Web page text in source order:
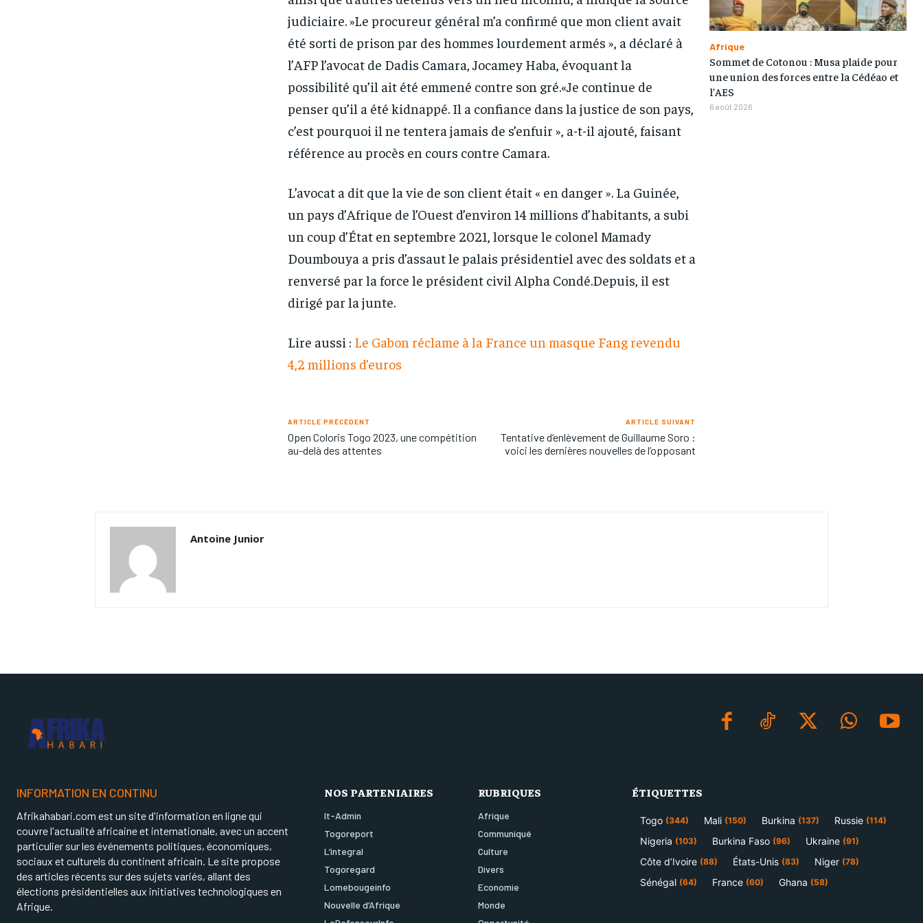
judiciaire. »Le procureur général m’a confirmé que mon client avait
été sorti de prison par des hommes lourdement armés », a déclaré à
l’AFP l’avocat de Dadis Camara, Jocamey Haba, évoquant la
possibilité qu’il ait été emmené contre son gré.«Je continue de
penser qu’il a été kidnappé. Il a confiance dans la justice de son pays,
c’est pourquoi il ne tentera jamais de s’enfuir », a-t-il ajouté, faisant
référence au procès en cours contre Camara.
L’avocat a dit que la vie de son client était « en danger ». La Guinée,
un pays d’Afrique de l’Ouest d’environ 14 millions d’habitants, a subi
un coup d’État en septembre 2021, lorsque le colonel Mamady
Doumbouya a pris d’assaut le palais présidentiel avec des soldats et a
renversé par la force le président civil Alpha Condé.Depuis, il est
dirigé par la junte.
Lire aussi : Le Gabon réclame à la France un masque Fang revendu
4,2 millions d’euros
ARTICLE PRÉCÉDENT
Open Coloris Togo 2023, une compétition
au-delà des attentes
ARTICLE SUIVANT
Tentative d’enlèvement de Guillaume Soro :
voici les dernières nouvelles de l’opposant
Afrique
Sommet de Cotonou : Musa plaide pour
une union des forces entre la Cédéao et
l’AES
6 août 2026
Antoine Junior
INFORMATION EN CONTINU
Afrikahabari.com est un site d'information en ligne qui
couvre l'actualité africaine et internationale, avec un accent
particulier sur les événements politiques, économiques,
sociaux et culturels du continent africain. Le site propose
des articles récents sur des sujets variés, allant des
élections présidentielles aux initiatives technologiques en
Afrique.
NOS PARTENIAIRES
It-Admin
Togoreport
L’integral
Togoregard
Lomebougeinfo
Nouvelle d’Afrique
RUBRIQUES
Afrique
Communiqué
Culture
Divers
Economie
Monde
ÉTIQUETTES
Togo (344) Mali (150) Burkina (137) Russie (114)
Nigeria (103) Burkina Faso (96) Ukraine (91)
Côte d’Ivoire (88) États-Unis (83) Niger (78)
Sénégal (64) France (60) Ghana (58)